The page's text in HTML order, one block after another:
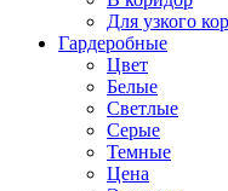
Для узкого
Гардеробные
Цвет
Белые
Светлые
Серые
Темные
Цена